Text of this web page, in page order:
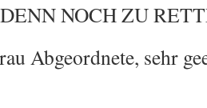
NOCH ZU
Abgeordnete, sehr